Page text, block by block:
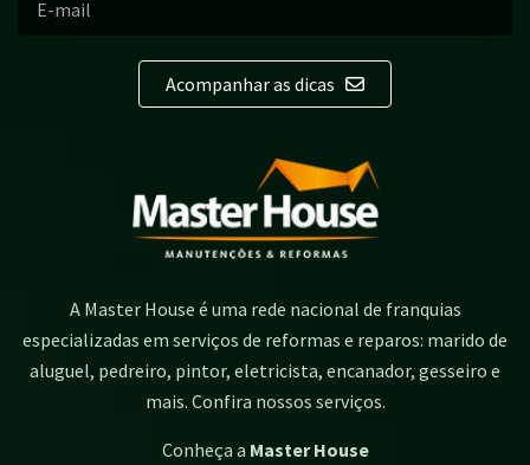
Acompanhar as dicas
A Master House é uma rede nacional de franquias
especializadas em serviços de reformas e reparos: marido de
aluguel, pedreiro, pintor, eletricista, encanador, gesseiro e
mais. Confira nossos serviços.
Conheça a Master House